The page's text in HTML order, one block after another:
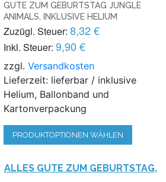
GUTE ZUM GEBURTSTAG JUNGLE
ANIMALS, INKLUSIVE HELIUM
Zuzügl. Steuer: 8,32 €
Inkl. Steuer: 9,90 €
zzgl.Versandkosten
Lieferzeit: lieferbar / inklusive
Helium, Ballonband und
Kartonverpackung
PRODUKTOPTIONEN WÄHLEN
ALLES GUTE ZUM GEBURTSTAG,